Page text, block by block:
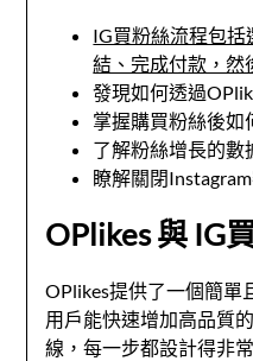
IG買粉絲流程包
結、完成付款，然
發現如何透過
掌握購買粉絲後如
了解粉絲增長的數
瞭解關閉
OPlikes 與 IG
OPlikes提供了一個簡單
用戶能快速增加高品質
線，每一步都設計得非